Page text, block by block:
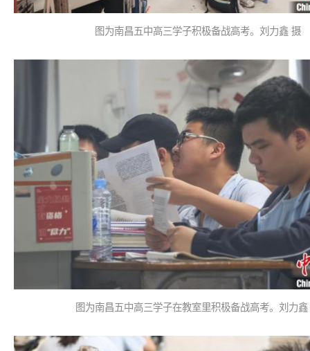
图为南昌五中高三学子积极备战高考。刘力鑫 摄
图为南昌五中高三学子在教室里积极备战高考。刘力鑫